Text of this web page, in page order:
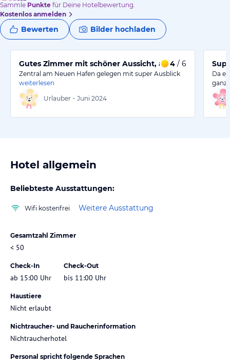
Sammle Punkte für Deine Hotelbewertung.
Kostenlos anmelden
Bewerten Bilder hochladen
Gutes Zimmer mit schöner Aussicht, aber das Bad
4 / 6
Zentral am Neuen Hafen gelegen mit super Ausblick
weiterlesen
Urlauber • Juni 2024
Da
ganz
Hotel allgemein
Beliebteste Ausstattungen:
Wifi kostenfrei Weitere Ausstattung
Gesamtzahl Zimmer
< 50
Check-In
ab 15:00 Uhr
Check-Out
bis 11:00 Uhr
Haustiere
Nicht erlaubt
Nichtraucher- und Raucherinformation
Nichtraucherhotel
Personal spricht folgende Sprachen